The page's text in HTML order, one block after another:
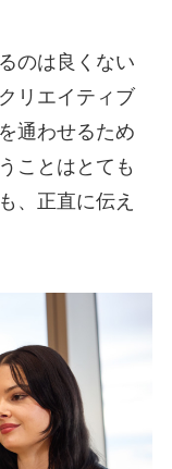
のは良くない
リエイティブ
通わせるため
ことはとても
、正直に伝え